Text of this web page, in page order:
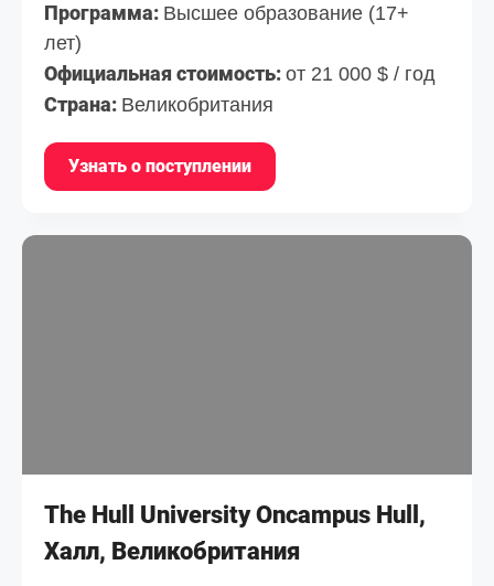
Программа: Высшее образование (17+
лет)
Официальная стоимость: от 21 000 $ / год
Страна: Великобритания
Узнать о поступлении
The Hull University Oncampus Hull,
Халл, Великобритания